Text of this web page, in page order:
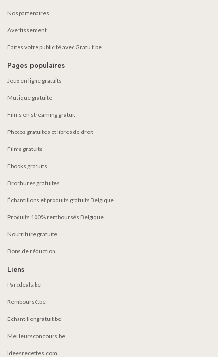
Nos partenaires
Avertissement
Faites votre publicité avec Gratuit.be
Pages populaires
Jeux en ligne gratuits
Musique gratuite
Films en streaming gratuit
Photos gratuites et libres de droit
Films gratuits
Ebooks gratuits
Brochures gratuites
Échantillons et produits gratuits Belgique
Produits 100% remboursés Belgique
Nourriture gratuite
Bons de réduction
Liens
Parcdeals.be
Remboursé.be
Echantillongratuit.be
Meilleursconcours.be
Ideesrecettes.com